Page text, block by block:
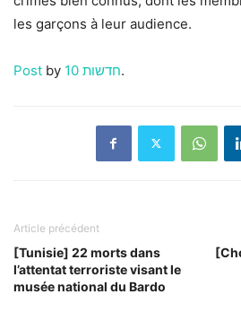
les garçons à leur audience.
Post by ‎ חדשות 10‎.
Article précédent
[Tunisie] 22 morts dans
l’attentat terroriste visant le
musée national du Bardo